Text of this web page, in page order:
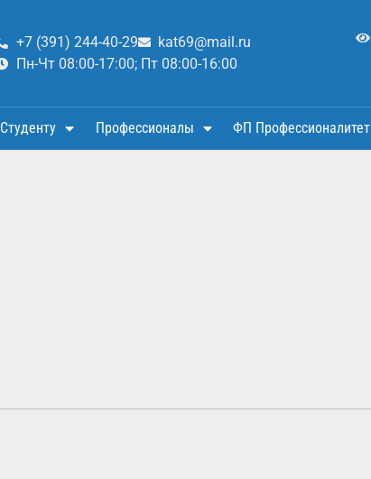
+7 (391) 244-40-29
kat69@mail.ru
Пн-Чт 08:00-17:00; Пт 08:00-16:00
Студенту Профессионалы ФП Профессионалитет